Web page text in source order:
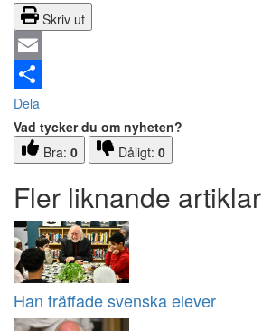
Skriv ut
Email
Dela
Vad tycker du om nyheten?
Bra: 0 Dåligt: 0
Fler liknande artiklar
Han träffade svenska elever